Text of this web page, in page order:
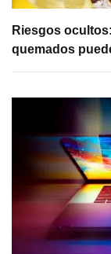
Riesgos
quemados